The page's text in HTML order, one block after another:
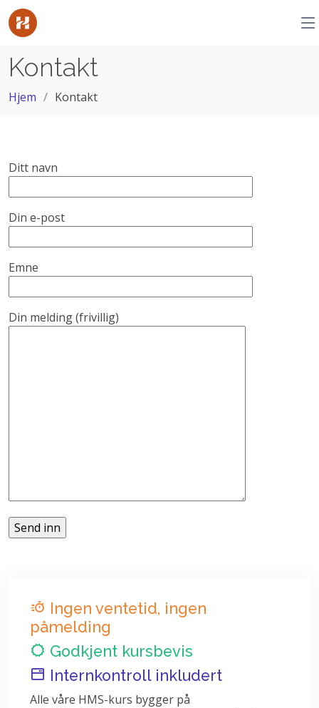
Kontakt
Hjem Kontakt
Ditt navn
Din e-post
Emne
Din melding (frivillig)
Ingen ventetid, ingen
påmelding
Godkjent kursbevis
Internkontroll inkludert
Alle våre HMS-kurs bygger på